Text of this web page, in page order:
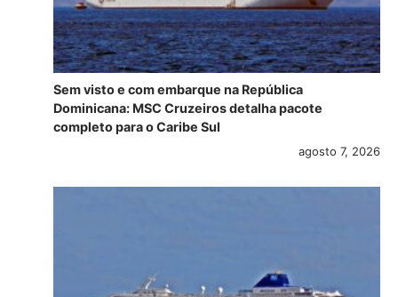
Sem visto e com embarque na República
Dominicana: MSC Cruzeiros detalha pacote
completo para o Caribe Sul
agosto 7, 2026